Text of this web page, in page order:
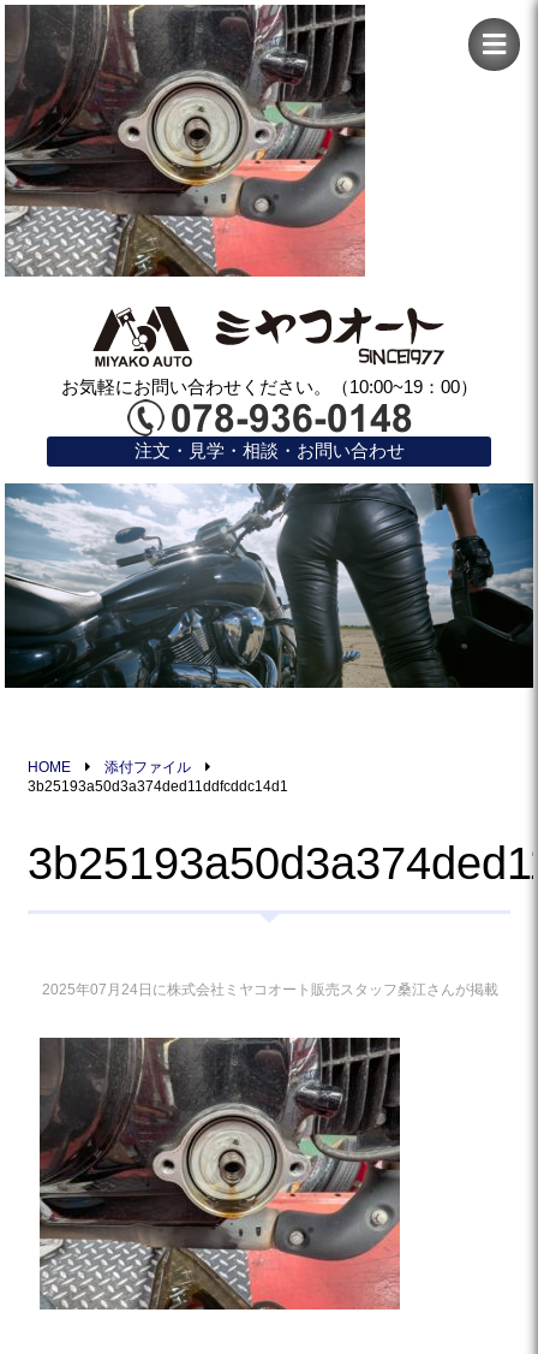
お気軽にお問い合わせください。（10:00~19：00）
注文・見学・相談・お問い合わせ
HOME
添付ファイル
3b25193a50d3a374ded11ddfcddc14d1
2025年07月24日に株式会社ミヤコオート販売スタッフ桑江さんが掲載